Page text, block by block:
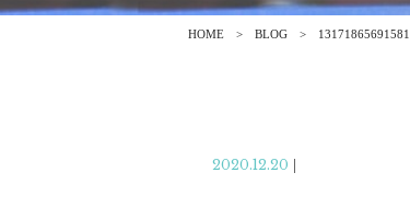
HOME BLOG 13171865691581
2020.12.20